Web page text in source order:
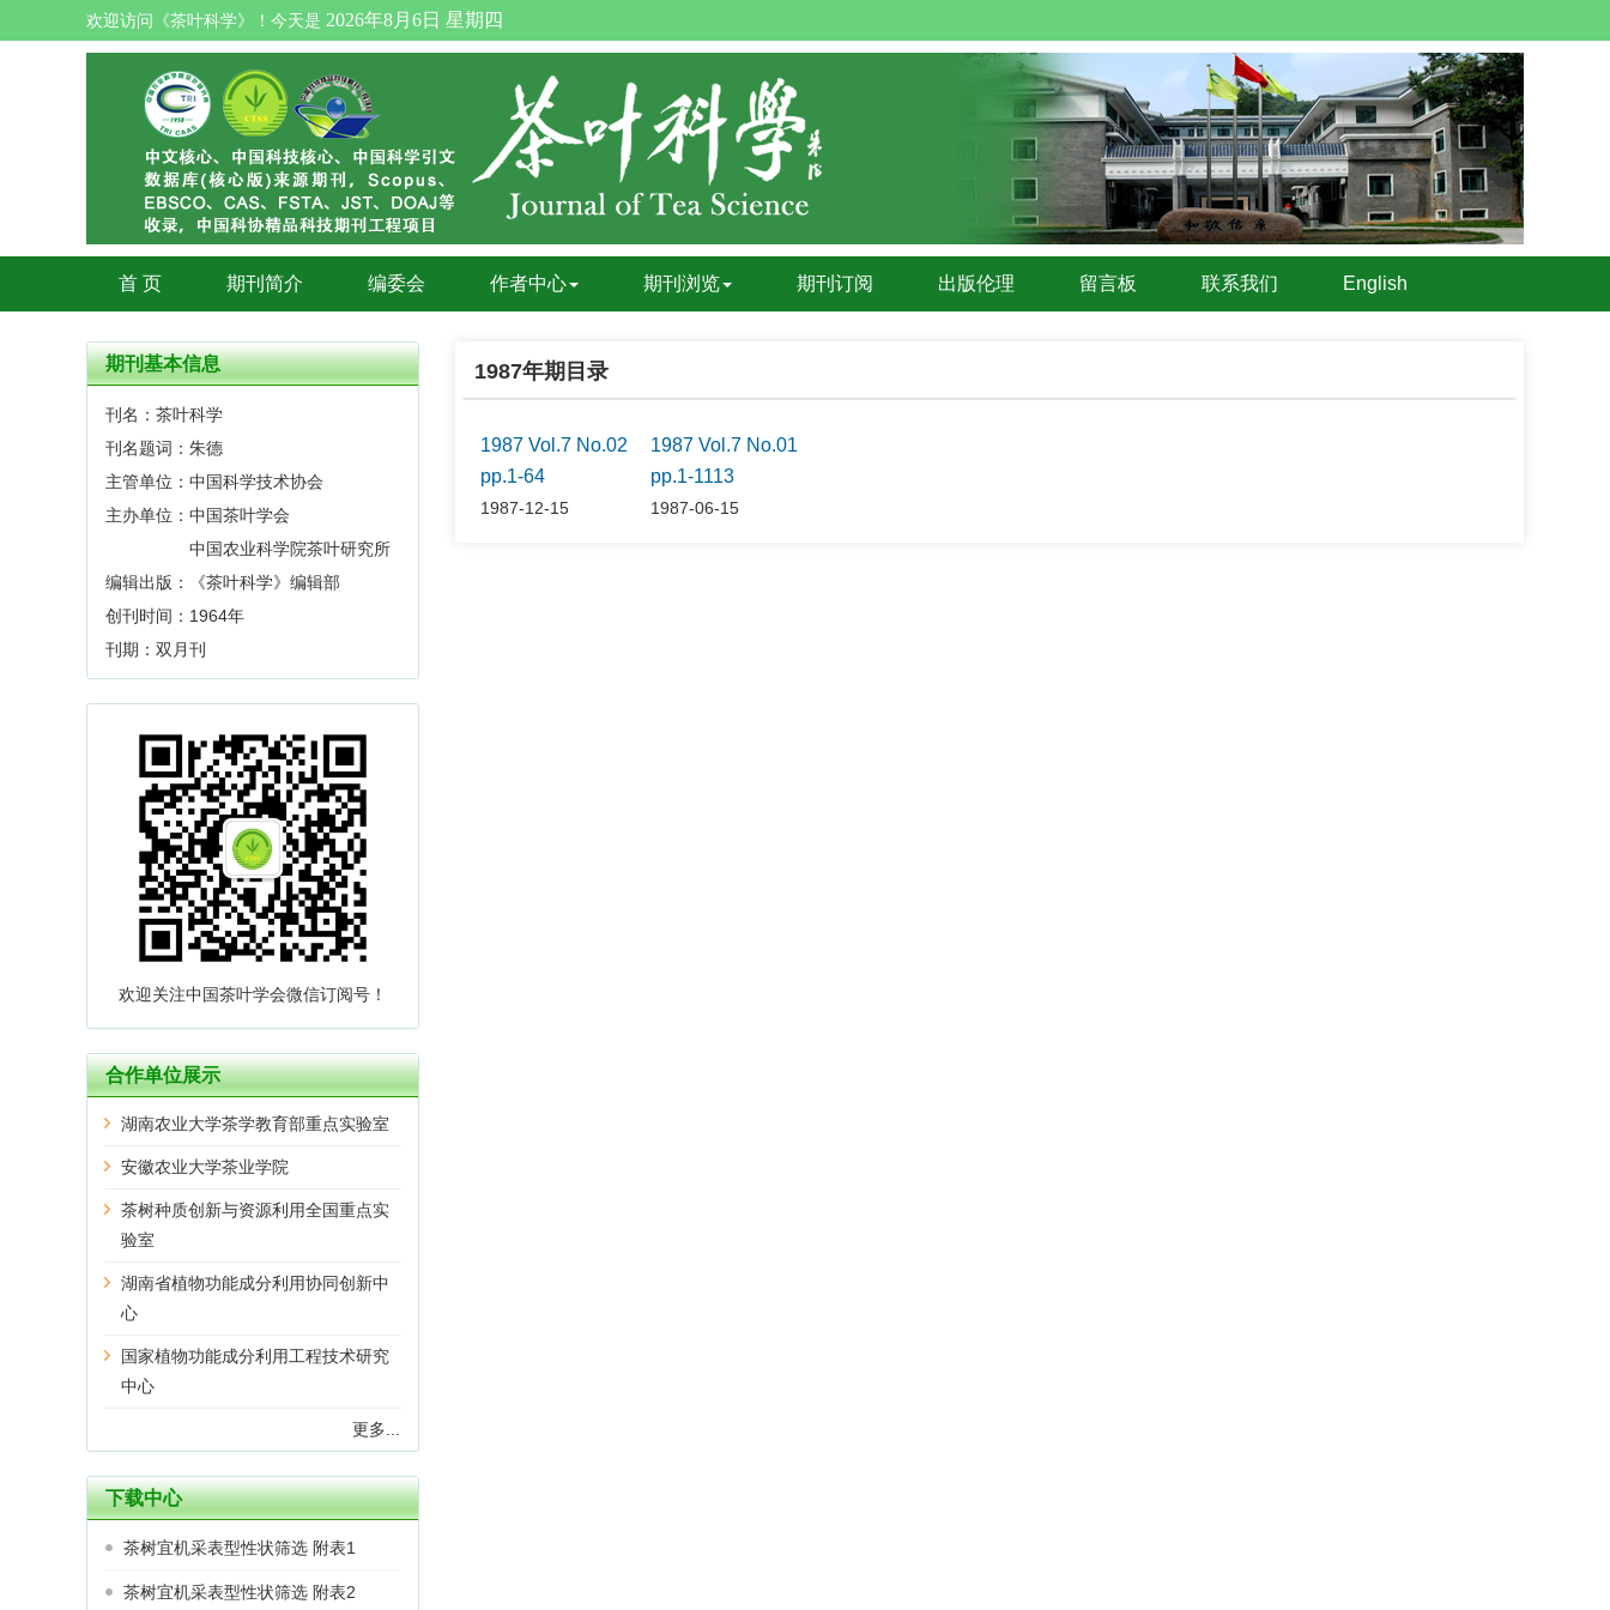
欢迎访问《茶叶科学》！今天是 2026年8月6日 星期四
首 页 期刊简介 编委会 作者中心 期刊浏览 期刊订阅 出版伦理 留言板 联系我们 English
1987年期目录
1987 Vol.7 No.02
pp.1-64
1987-12-15
1987 Vol.7 No.01
pp.1-1113
1987-06-15
期刊基本信息
刊名：茶叶科学
刊名题词：朱德
主管单位：中国科学技术协会
主办单位：中国茶叶学会
中国农业科学院茶叶研究所
编辑出版：《茶叶科学》编辑部
创刊时间：1964年
刊期：双月刊
欢迎关注中国茶叶学会微信订阅号！
合作单位展示
湖南农业大学茶学教育部重点实验室
安徽农业大学茶业学院
茶树种质创新与资源利用全国重点实
验室
湖南省植物功能成分利用协同创新中
心
国家植物功能成分利用工程技术研究
中心
更多...
下载中心
茶树宜机采表型性状筛选 附表1
茶树宜机采表型性状筛选 附表2